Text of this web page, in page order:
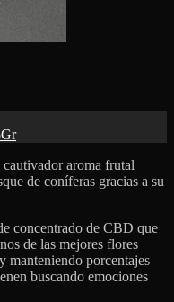
aroma frutal
de coníferas gracias a su
concentrado de CBD que
de las mejores flores
manteniendo porcentajes
buscando emociones